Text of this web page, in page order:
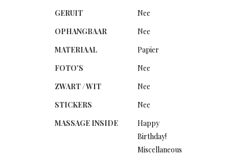
GERUIT
Nee
OPHANGBAAR
Nee
MATERIAAL
Papier
FOTO'S
Nee
ZWART / WIT
Nee
STICKERS
Nee
MASSAGE INSIDE
Happy
Birthday!
Miscellaneous